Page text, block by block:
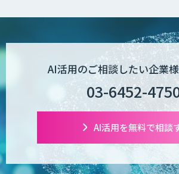
POPstation
業務特化型AIエージ
「業務AIプロ」
AI活用のご相談したい企業
03-6452-
AI活用を無料で相談